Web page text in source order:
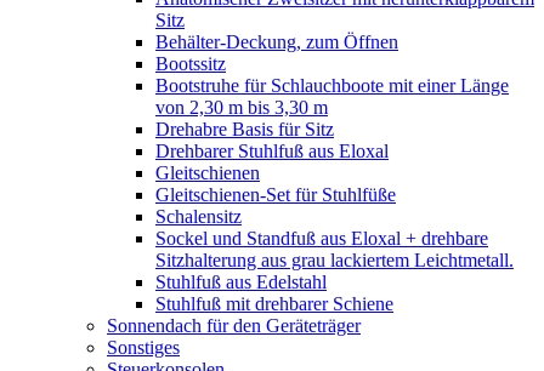
Sitz
Behälter-Deckung, zum Öffnen
Bootssitz
Bootstruhe für Schlauchboote mit einer Länge
von 2,30 m bis 3,30 m
Drehabre Basis für Sitz
Drehbarer Stuhlfuß aus Eloxal
Gleitschienen
Gleitschienen-Set für Stuhlfüße
Schalensitz
Sockel und Standfuß aus Eloxal + drehbare
Sitzhalterung aus grau lackiertem Leichtmetall.
Stuhlfuß aus Edelstahl
Stuhlfuß mit drehbarer Schiene
Sonnendach für den Geräteträger
Sonstiges